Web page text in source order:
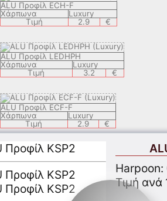
ALU Προφίλ ECH-F
Χάρπωνα
Luxury
Τιμή
2.9 €
ALU Προφίλ LEDHPH
Χάρπωνα
Luxury
Τιμή
3.2 €
ALU Προφίλ ECF-F
Χάρπωνα
Luxury
Τιμή
2.9 €
Τιμή
€
Τιμή ανά